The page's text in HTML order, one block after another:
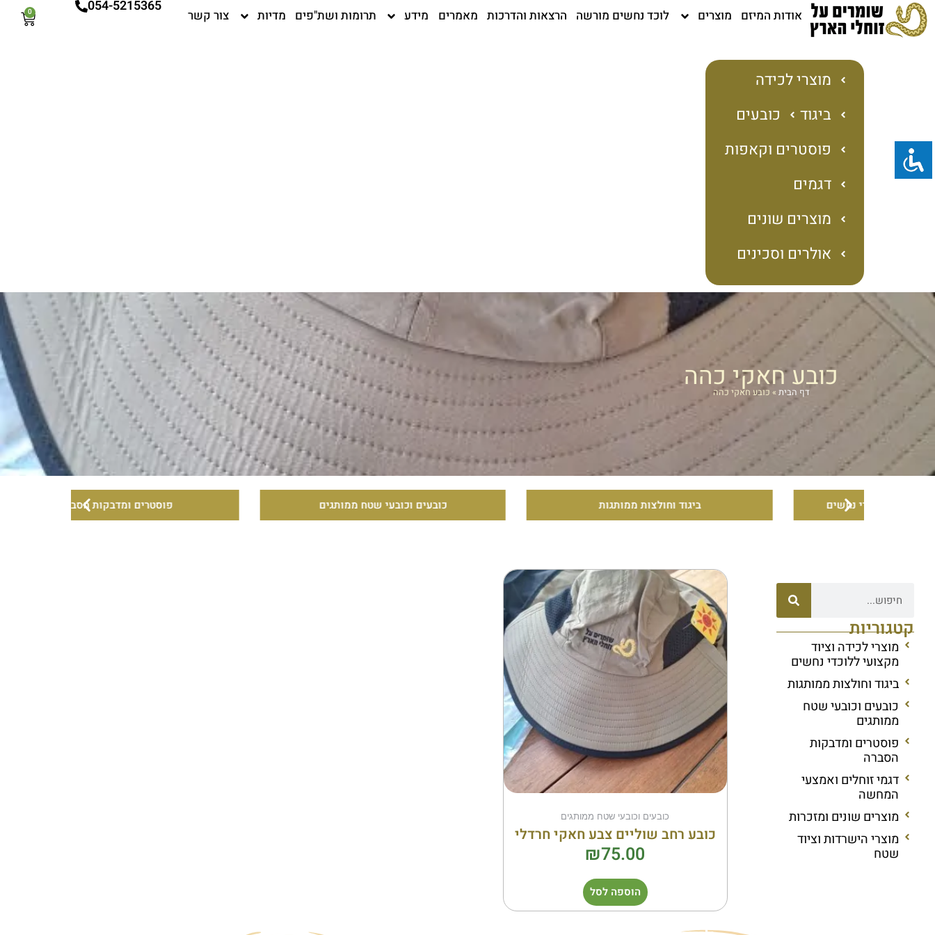
דילוג
לתוכן
אודות המיזם מוצרים לוכד נחשים מורשה הרצאות והדרכות מאמרים מידע תרומות ושת"פים מדיות צור קשר
054-5215365
0
עגלת
קניות
מוצרי לכידה
ביגוד
כובעים
פוסטרים וקאפות
דגמים
מוצרים שונים
אולרים וסכינים
כובע חאקי כהה
דף הבית » כובע חאקי כהה
ביגוד וחולצות ממותגות כובעים וכובעי שטח ממותגים פוסטרים ומדבקות הסברה
קטגוריות
מוצרי לכידה וציוד
מקצועי ללוכדי נחשים
ביגוד וחולצות ממותגות
כובעים וכובעי שטח
ממותגים
פוסטרים ומדבקות
הסברה
דגמי זוחלים ואמצעי
המחשה
מוצרים שונים ומזכרות
מוצרי הישרדות וציוד
שטח
כובעים וכובעי שטח ממותגים
כובע רחב שוליים צבע חאקי חרדלי
₪75.00
הוספה לסל